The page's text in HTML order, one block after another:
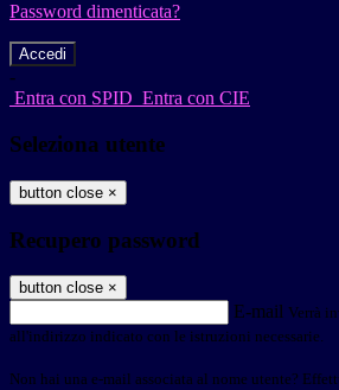
Password dimenticata?
-
Entra con SPID Entra con CIE
Seleziona utente
button close ×
Recupero password
button close ×
E-mail Verrà
all'indirizzo indicato con le istruzioni necessarie.
Non hai una e-mail associata al nome utente?